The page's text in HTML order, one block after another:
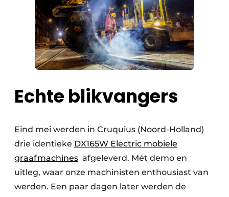
Echte blikvangers
Eind mei werden in Cruquius (Noord-Holland)
drie identieke DX165W Electric mobiele
graafmachines afgeleverd. Mét demo en
uitleg, waar onze machinisten enthousiast van
werden. Een paar dagen later werden de